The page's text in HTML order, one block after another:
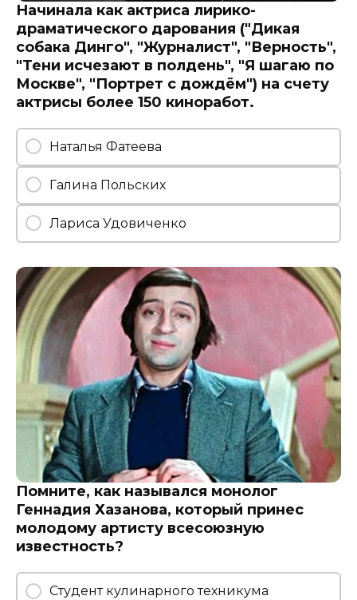
Начинала как актриса лирико-
драматического дарования ("Дикая
собака Динго", "Журналист", "Верность",
"Тени исчезают в полдень", "Я шагаю по
Москве", "Портрет с дождём") на счету
актрисы более 150 киноработ.
Наталья Фатеева
Галина Польских
Лариса Удовиченко
Помните, как назывался монолог
Геннадия Хазанова, который принес
молодому артисту всесоюзную
известность?
Студент кулинарного техникума